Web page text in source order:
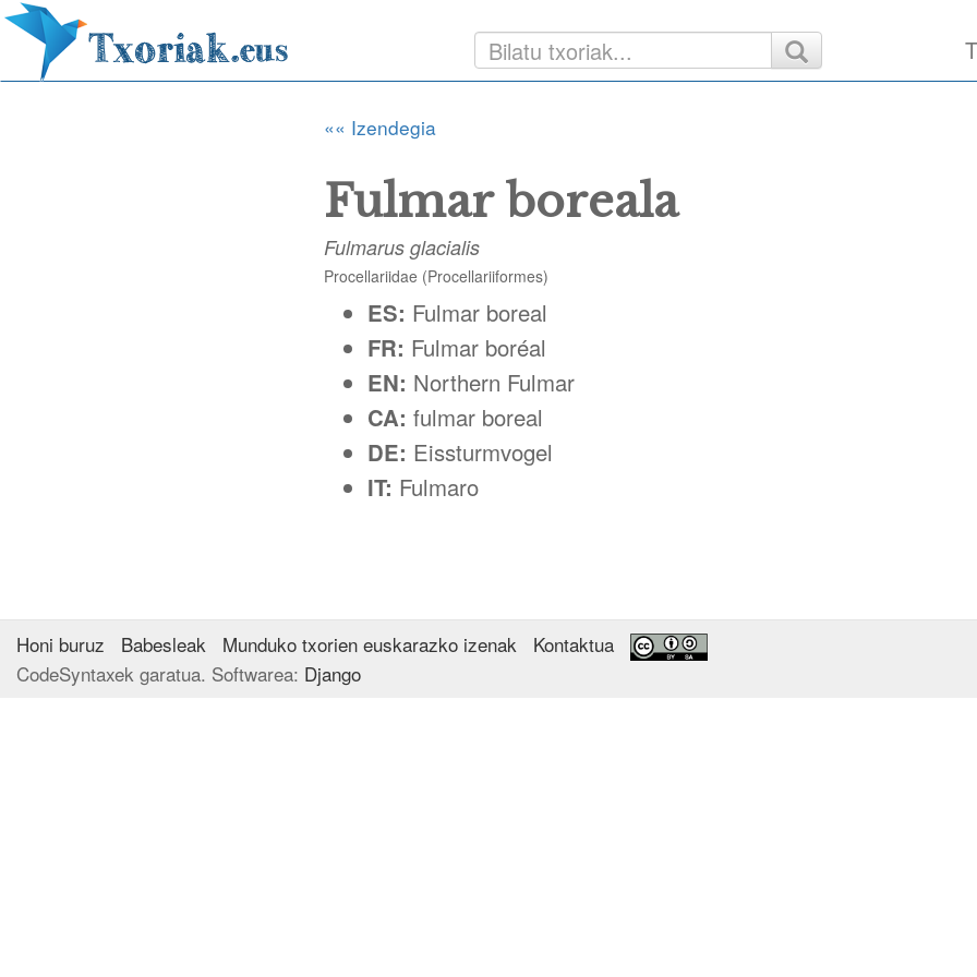
«« Izendegia
Fulmar boreala
Fulmarus glacialis
Procellariidae (Procellariiformes)
ES: Fulmar boreal
FR: Fulmar boréal
EN: Northern Fulmar
CA: fulmar boreal
DE: Eissturmvogel
IT: Fulmaro
Honi buruz Babesleak Munduko txorien euskarazko izenak
Kontaktua
CodeSyntaxek garatua. Softwarea: Django